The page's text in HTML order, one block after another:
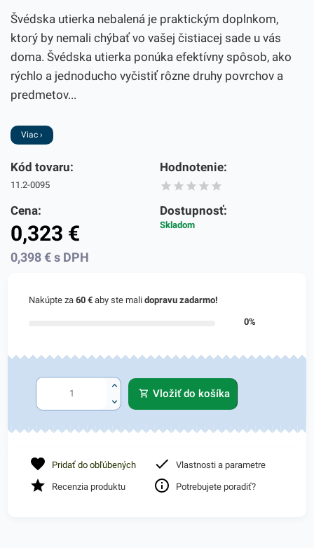
Švédska utierka nebalená je praktickým doplnkom,
ktorý by nemali chýbať vo vašej čistiacej sade u vás
doma. Švédska utierka ponúka efektívny spôsob, ako
rýchlo a jednoducho vyčistiť rôzne druhy povrchov a
predmetov...
Viac ›
Kód tovaru:
11.2-0095
Hodnotenie:
Cena:
0,323 €
0,398€ s DPH
Dostupnosť:
Skladom
Nakúpte za60 € aby ste malidopravu zadarmo!
0%
Vložiť do košíka
Pridať do obľúbených Vlastnosti a parametre
Recenzia produktu Potrebujete poradiť?